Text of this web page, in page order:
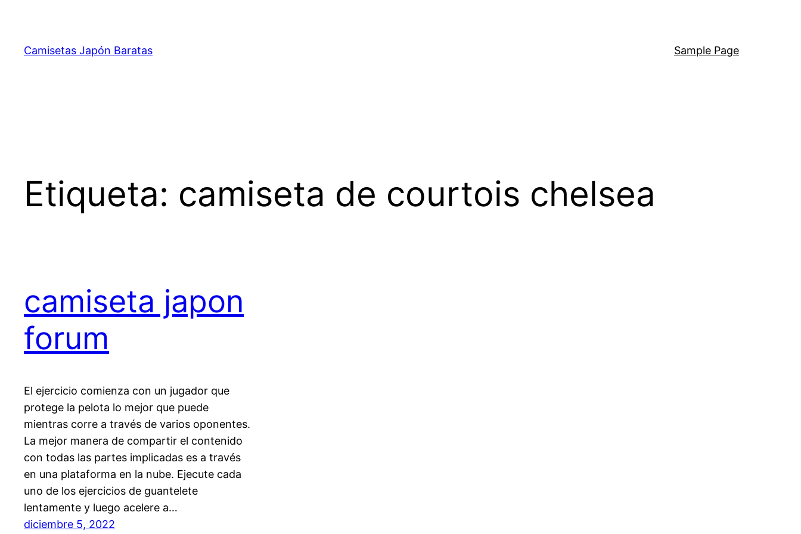
contenido
Camisetas Japón Baratas Sample Page
Etiqueta: camiseta de courtois chelsea
camiseta japon
forum
El ejercicio comienza con un jugador que
protege la pelota lo mejor que puede
mientras corre a través de varios oponentes.
La mejor manera de compartir el contenido
con todas las partes implicadas es a través
en una plataforma en la nube. Ejecute cada
uno de los ejercicios de guantelete
lentamente y luego acelere a…
diciembre 5, 2022